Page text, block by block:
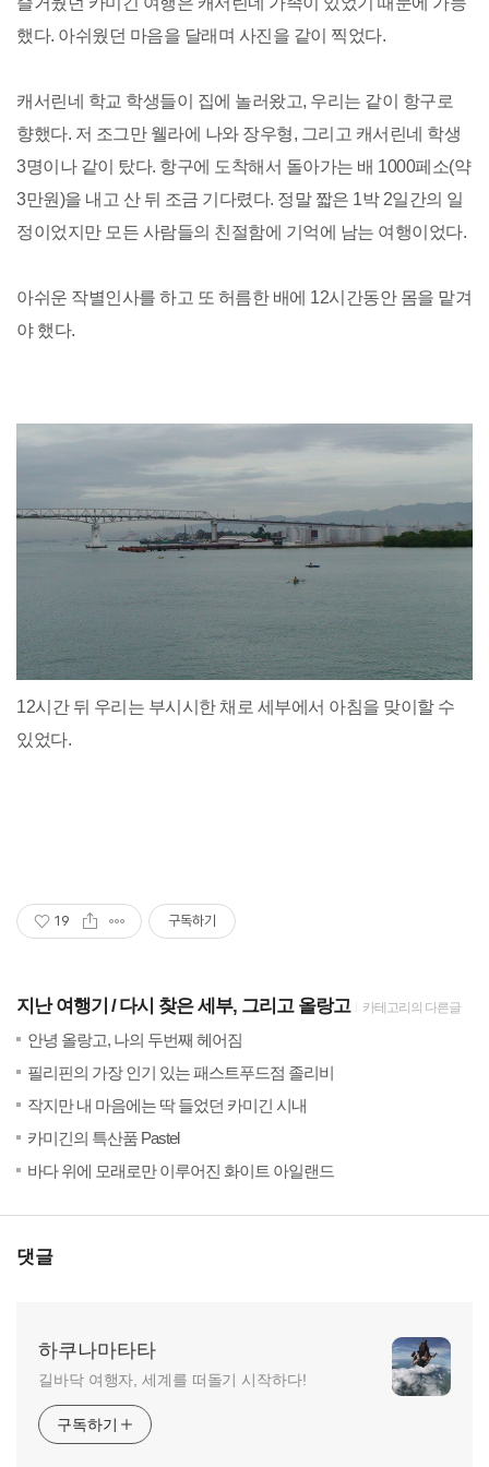
했다. 아쉬웠던 마음을 달래며 사진을 같이 찍었다.
캐서린네 학교 학생들이 집에 놀러왔고, 우리는 같이 항구로
향했다. 저 조그만 웰라에 나와 장우형, 그리고 캐서린네 학생
3명이나 같이 탔다. 항구에 도착해서 돌아가는 배 1000페소(약
3만원)을 내고 산 뒤 조금 기다렸다. 정말 짧은 1박 2일간의 일
정이었지만 모든 사람들의 친절함에 기억에 남는 여행이었다.
아쉬운 작별인사를 하고 또 허름한 배에 12시간동안 몸을 맡겨
야 했다.
12시간 뒤 우리는 부시시한 채로 세부에서 아침을 맞이할 수
있었다.
19 구독하기
지난 여행기 다시 찾은 세부, 그리고 올랑고 카테고리의 다른글
안녕 올랑고, 나의 두번째 헤어짐
필리핀의 가장 인기 있는 패스트푸드점 졸리비
작지만 내 마음에는 딱 들었던 카미긴 시내
카미긴의 특산품 Pastel
바다 위에 모래로만 이루어진 화이트 아일랜드
댓글
하쿠나마타타
길바닥 여행자, 세계를 떠돌기 시작하다!
구독하기